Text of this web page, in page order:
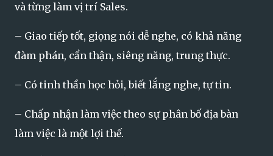
và từng làm vị trí Sales.
– Giao tiếp tốt, giọng nói dễ nghe, có khả năng
đàm phán, cẩn thận, siêng năng, trung thực.
– Có tinh thần học hỏi, biết lắng nghe, tự tin.
– Chấp nhận làm việc theo sự phân bố địa bàn
làm việc là một lợi thế.